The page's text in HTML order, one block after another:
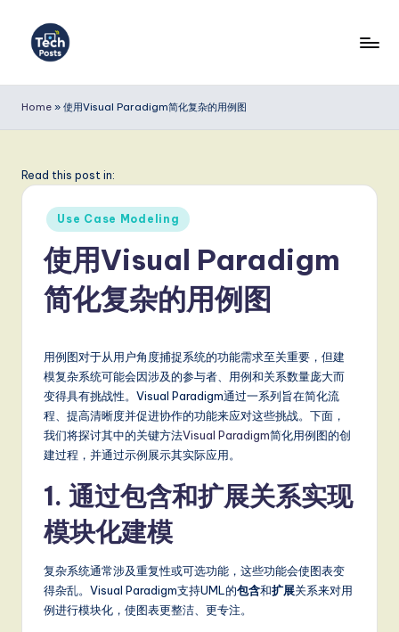
e
P
m
p
fi
d
C
hi
Home » 使用Visual Paradigm简化复杂的用例图
Read this post in:
Posted
in
Use Case Modeling
使用Visual Paradigm
简化复杂的用例图
用例图对于从用户角度捕捉系统的功能需求至关重要，但建
模复杂系统可能会因涉及的参与者、用例和关系数量庞大而
变得具有挑战性。Visual Paradigm通过一系列旨在简化流
程、提高清晰度并促进协作的功能来应对这些挑战。下面，
我们将探讨其中的关键方法Visual Paradigm简化用例图的创
建过程，并通过示例展示其实际应用。
1. 通过包含和扩展关系实现
模块化建模
复杂系统通常涉及重复性或可选功能，这些功能会使图表变
得杂乱。Visual Paradigm支持UML的包含和扩展关系来对用
例进行模块化，使图表更整洁、更专注。